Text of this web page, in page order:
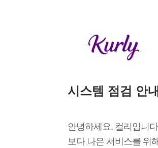
시스템 점검 안내
안녕하세요. 컬리입니
보다 나은 서비스를 위해